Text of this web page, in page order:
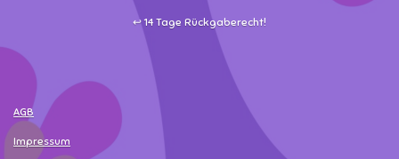
↩️ 14 Tage Rückgaberecht!
AGB
Impressum